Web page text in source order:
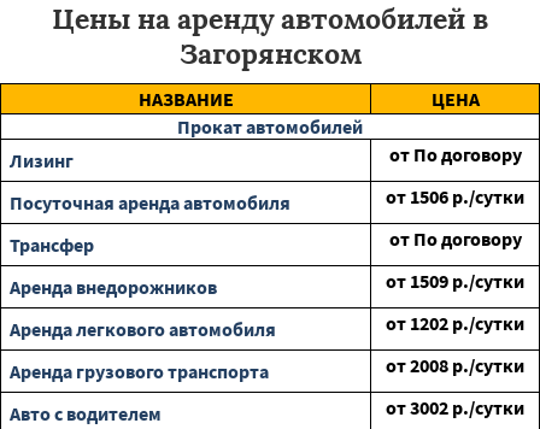
Цены на аренду автомобилей в
Загорянском
НАЗВАНИЕ
ЦЕНА
Прокат автомобилей
Лизинг
от По договору
Посуточная аренда автомобиля
от 1506 р./сутки
Трансфер
от По договору
Аренда внедорожников
от 1509 р./сутки
Аренда легкового автомобиля
от 1202 р./сутки
Аренда грузового транспорта
от2008 р./сутки
Авто с водителем
от3002 р./сутки